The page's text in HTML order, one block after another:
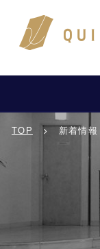
TOP 新着情報